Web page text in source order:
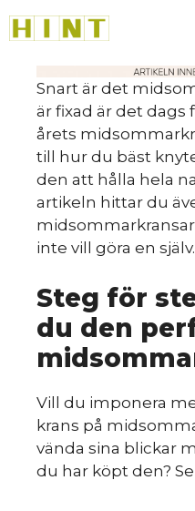
till
Snart är det
är fixad är det dags
årets
till hur du bäst
den att hålla hela
artikeln hittar du
inte vill göra en själv.
Steg för
du den
Vill du imponera
krans på
vända sina blickar
du har köpt den?